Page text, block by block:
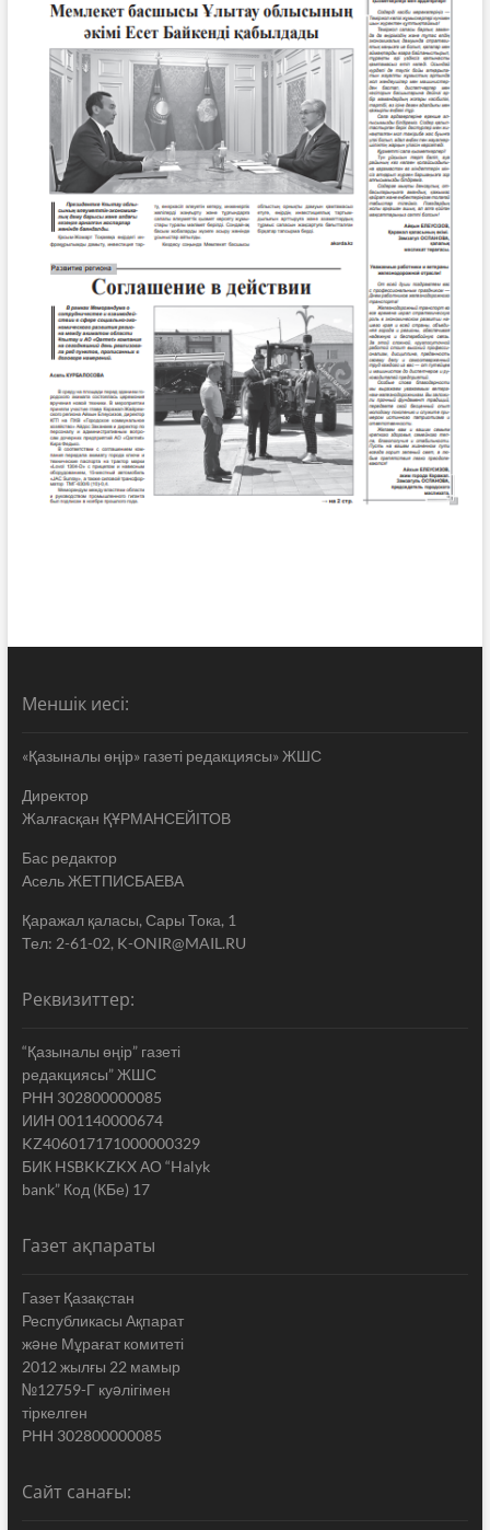
Меншік иесі:
«Қазыналы өңір» газеті редакциясы» ЖШС
Директор
Жалғасқан ҚҰРМАНСЕЙІТОВ
Бас редактор
Асель ЖЕТПИСБАЕВА
Қаражал қаласы, Сары Тока, 1
Тел: 2-61-02, K-ONIR@MAIL.RU
Реквизиттер:
“Қазыналы өңір” газеті
редакциясы” ЖШС
РНН 302800000085
ИИН 001140000674
KZ406017171000000329
БИК HSBKKZKX АО “Halyk
bank” Код (КБе) 17
Газет ақпараты
Газет Қазақстан
Республикасы Ақпарат
жəне Мұрағат комитеті
2012 жылғы 22 мамыр
№12759-Г куəлігімен
тіркелген
РНН 302800000085
Сайт санағы: